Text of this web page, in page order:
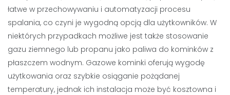
łatwe w przechowywaniu i automatyzacji procesu
spalania, co czyni je wygodną opcją dla użytkowników. W
niektórych przypadkach możliwe jest także stosowanie
gazu ziemnego lub propanu jako paliwa do kominków z
płaszczem wodnym. Gazowe kominki oferują wygodę
użytkowania oraz szybkie osiąganie pożądanej
temperatury, jednak ich instalacja może być kosztowna i